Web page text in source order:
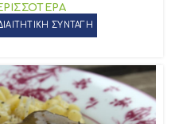
ΣΥΝΤΑΓΗ